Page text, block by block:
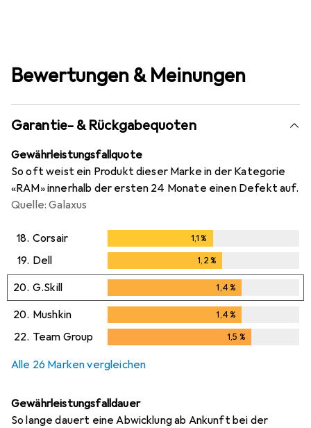
Bewertungen & Meinungen
Garantie- & Rückgabequoten
Gewährleistungsfallquote
So oft weist ein Produkt dieser Marke in der Kategorie
«RAM» innerhalb der ersten 24 Monate einen Defekt auf.
Quelle: Galaxus
18. Corsair 1,1%
19. Dell 1,2%
20. G.Skill 1,4%
20. Mushkin 1,4%
22. Team Group 1,5 %
Alle 26 Marken vergleichen
Gewährleistungsfalldauer
So lange dauert eine Abwicklung ab Ankunft bei der